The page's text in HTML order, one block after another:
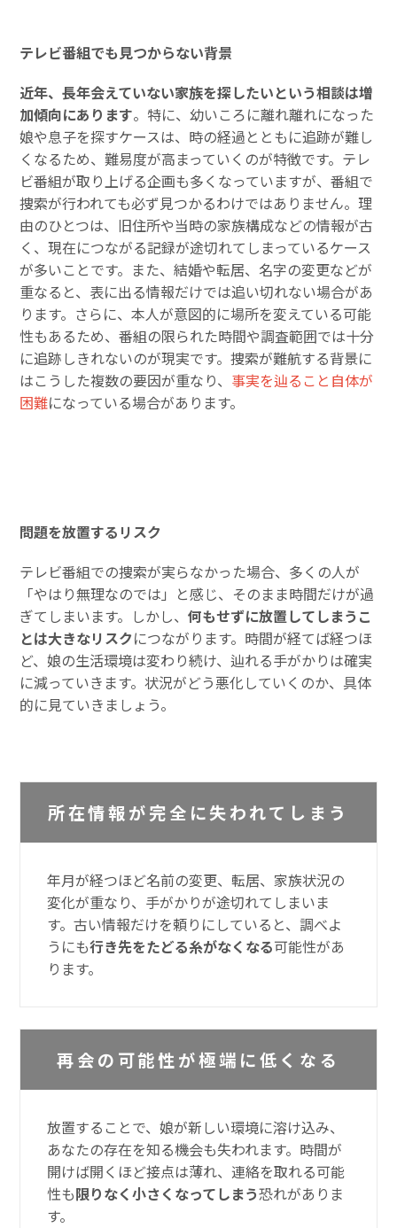
テレビ番組でも見つからない背景
近年、長年会えていない家族を探したいという相談は増
加傾向にあります。特に、幼いころに離れ離れになった
娘や息子を探すケースは、時の経過とともに追跡が難し
くなるため、難易度が高まっていくのが特徴です。テレ
ビ番組が取り上げる企画も多くなっていますが、番組で
捜索が行われても必ず見つかるわけではありません。理
由のひとつは、旧住所や当時の家族構成などの情報が古
く、現在につながる記録が途切れてしまっているケース
が多いことです。また、結婚や転居、名字の変更などが
重なると、表に出る情報だけでは追い切れない場合があ
ります。さらに、本人が意図的に場所を変えている可能
性もあるため、番組の限られた時間や調査範囲では十分
に追跡しきれないのが現実です。捜索が難航する背景に
はこうした複数の要因が重なり、 事実を辿ること自体が
困難になっている場合があります。
問題を放置するリスク
テレビ番組での捜索が実らなかった場合、多くの人が
「やはり無理なのでは」と感じ、そのまま時間だけが過
ぎてしまいます。しかし、何もせずに放置してしまうこ
とは大きなリスクにつながります。時間が経てば経つほ
ど、娘の生活環境は変わり続け、辿れる手がかりは確実
に減っていきます。状況がどう悪化していくのか、具体
的に見ていきましょう。
所在情報が完全に失われてしまう
年月が経つほど名前の変更、転居、家族状況の
変化が重なり、手がかりが途切れてしまいま
す。古い情報だけを頼りにしていると、調べよ
うにも行き先をたどる糸がなくなる可能性があ
ります。
再会の可能性が極端に低くなる
放置することで、娘が新しい環境に溶け込み、
あなたの存在を知る機会も失われます。時間が
開けば開くほど接点は薄れ、連絡を取れる可能
性も限りなく小さくなってしまう恐れがありま
す。